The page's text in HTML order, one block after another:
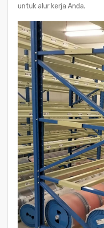
untuk alur kerja Anda.